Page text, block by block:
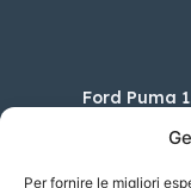
Per fornire le migliori
Ford Puma